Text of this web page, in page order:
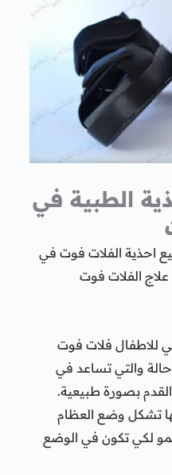
الطبية في
احذية الفلات فوت في
الفلات فوت
للاطفال فلات فوت
والتي تساعد في
بصورة طبيعية.
تشكل وضع العظام
لكي تكون في الوضع